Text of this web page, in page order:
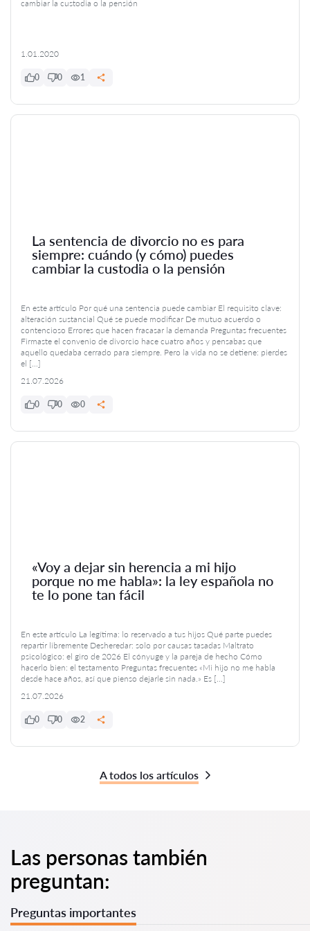
cambiar la custodia o la pensión
1.01.2020
0 0 1
La sentencia de divorcio no es para
siempre: cuándo (y cómo) puedes
cambiar la custodia o la pensión
En este artículo Por qué una sentencia puede cambiar El requisito clave:
alteración sustancial Qué se puede modificar De mutuo acuerdo o
contencioso Errores que hacen fracasar la demanda Preguntas frecuentes
Firmaste el convenio de divorcio hace cuatro años y pensabas que
aquello quedaba cerrado para siempre. Pero la vida no se detiene: pierdes
el […]
21.07.2026
0 0 0
«Voy a dejar sin herencia a mi hijo
porque no me habla»: la ley española no
te lo pone tan fácil
En este artículo La legítima: lo reservado a tus hijos Qué parte puedes
repartir libremente Desheredar: solo por causas tasadas Maltrato
psicológico: el giro de 2026 El cónyuge y la pareja de hecho Cómo
hacerlo bien: el testamento Preguntas frecuentes «Mi hijo no me habla
desde hace años, así que pienso dejarle sin nada.» Es […]
21.07.2026
0 0 2
A todos los artículos
Las personas también
preguntan:
Preguntas importantes